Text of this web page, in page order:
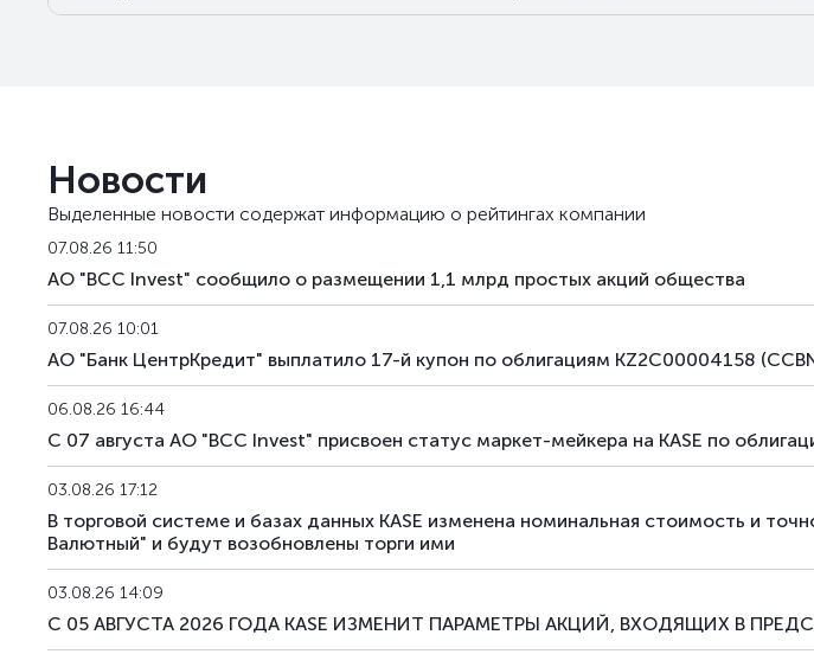
Новости
Выделенные новости содержат информацию о рейтингах компании
07.08.26 11:50
АО "BCC Invest" сообщило о размещении 1,1 млрд простых акций общества
07.08.26 10:01
АО "Банк ЦентрКредит" выплатило 17-й купон по облигациям KZ2C00004158
06.08.26 16:44
С 07 августа АО "BCC Invest" присвоен статус маркет-мейкера на KASE по
03.08.26 17:12
В торговой системе и базах данных KASE изменена номинальная стоимость и
Валютный" и будут возобновлены торги ими
03.08.26 14:09
С 05 АВГУСТА 2026 ГОДА KASE ИЗМЕНИТ ПАРАМЕТРЫ АКЦИЙ, ВХОДЯЩИХ В